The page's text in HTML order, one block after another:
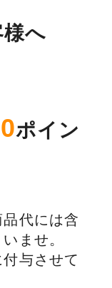
へ
ポイン
代には含
ませ。
与させて